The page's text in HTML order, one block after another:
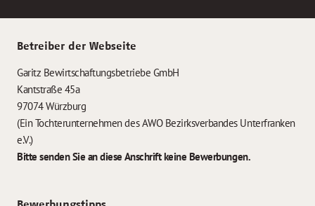
Betreiber der Webseite
Garitz Bewirtschaftungsbetriebe GmbH
Kantstraße 45a
97074 Würzburg
(Ein Tochterunternehmen des AWO Bezirksverbandes Unterfranken
e.V.)
Bitte senden Sie an diese Anschrift keine Bewerbungen.